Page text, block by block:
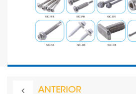
ANTERIOR